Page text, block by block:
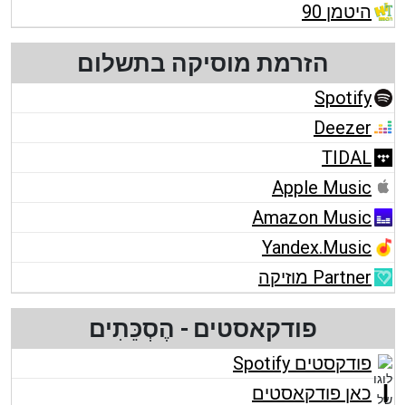
היטמן 90
הזרמת מוסיקה בתשלום
Spotify
Deezer
TIDAL
Apple Music
Amazon Music
Yandex.Music
Partner מוזיקה
פודקאסטים - הֶסְכֵּתִים
פודקסטים Spotify
כאן פודקאסטים